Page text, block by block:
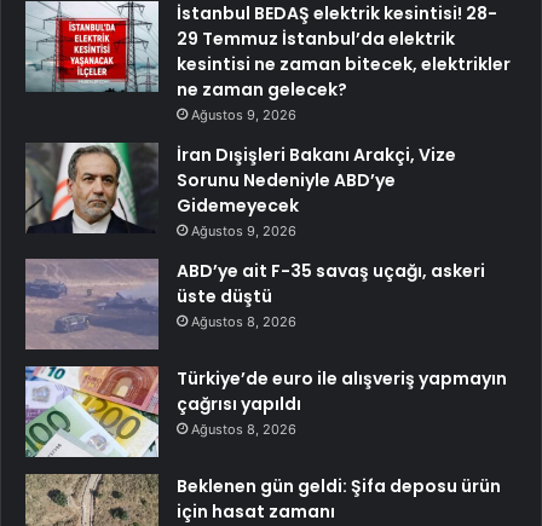
İstanbul BEDAŞ elektrik kesintisi! 28-
29 Temmuz İstanbul’da elektrik
kesintisi ne zaman bitecek, elektrikler
ne zaman gelecek?
Ağustos 9, 2026
İran Dışişleri Bakanı Arakçi, Vize
Sorunu Nedeniyle ABD’ye
Gidemeyecek
Ağustos 9, 2026
ABD’ye ait F-35 savaş uçağı, askeri
üste düştü
Ağustos 8, 2026
Türkiye’de euro ile alışveriş yapmayın
çağrısı yapıldı
Ağustos 8, 2026
Beklenen gün geldi: Şifa deposu ürün
için hasat zamanı